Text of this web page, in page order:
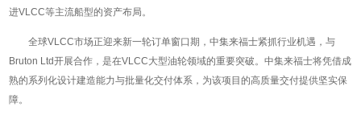
进VLCC等主流船型的资产布局。
全球VLCC市场正迎来新一轮订单窗口期，中集来福士紧抓行业机遇，与
Bruton Ltd开展合作，是在VLCC大型油轮领域的重要突破。中集来福士将凭借成
熟的系列化设计建造能力与批量化交付体系，为该项目的高质量交付提供坚实保
障。